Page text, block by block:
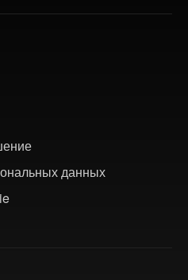
данных